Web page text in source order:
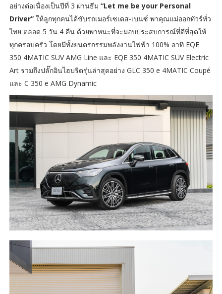
อย่างต่อเนื่องเป็นปีที่ 3 ผ่านธีม “Let me be your Personal
Driver” ให้ลูกทุกคนได้ขับรถเมอร์เซเดส-เบนซ์ พาคุณแม่ออกทัวร์ทั่ว
ไทย ตลอด 5 วัน 4 คืน ด้วยพาหนะที่จะมอบประสบการณ์ที่ดีที่สุดให้
ทุกครอบครัว โดยมีทั้งยนตรกรรมพลังงานไฟฟ้า 100% อาทิ EQE
350 4MATIC SUV AMG Line และ EQE 350 4MATIC SUV Electric
Art รวมถึงปลั๊กอินไฮบริดรุ่นล่าสุดอย่าง GLC 350 e 4MATIC Coupé
และ C 350 e AMG Dynamic